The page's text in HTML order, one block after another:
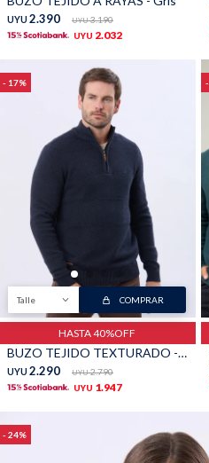
UYU 2.390 UYU 3.190
UYU 2.032
17
Talle COMPRAR
HASTA 40%OFF
BUZO TEJIDO TEXTURADO - Azul
UYU 2.290 UYU 2.790
UYU 1.947
24